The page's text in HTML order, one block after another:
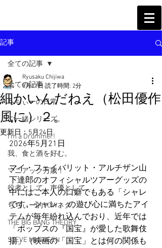
記事
全ての記事
ちぢぃーの日常
ご一緒シリーズ。
I'm a Drummer!
我、食と酒を好む。
マニアック万歳！
役者として、声優として。
ちぢぃー的VOWネタ。
THE BIG BANG THEORY
STEVE McQUEEN
全ての記事
細かいんだねえ（松田優作
風に）２。
Ryusaku Chijiwa
5月21日 読了時間: 2分
更新日：5月24日
2026年5月21日
マイ・フェイバリット・アルチザン山
下達郎のオフィシャルツアーグッズの
中にはご本人の口癖でもある「シャレ
です、シャレ」.の遊び心に満ちたアイ
テムが毎年紛れ込んでおり、近年では
「ポップスの『国宝』が愛した歌舞伎
揚」（映画の「国宝」とは何の関係も